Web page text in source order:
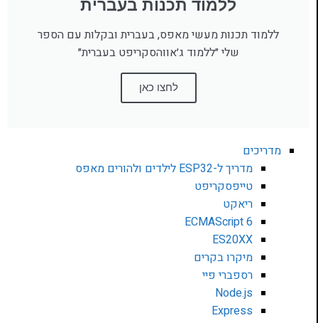
ללמוד תכנות בעברית
ללמוד תכנות מעשי מאפס, בעברית ובקלות עם הספר
שלי ״ללמוד ג׳אווהסקריפט בעברית״
לחצו כאן
מדריכים
מדריך ל-ESP32 לילדים ולהורים מאפס
טייפסקריפט
ריאקט
ECMAScript 6
ES20XX
מיקרו בקרים
רספברי פיי
Node.js
Express